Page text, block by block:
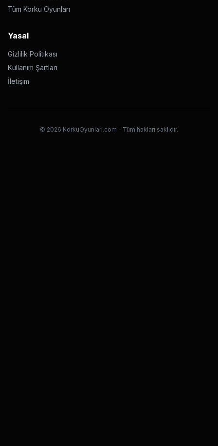
Tüm Korku Oyunları
Yasal
Gizlilik Politikası
Kullanım Şartları
İletişim
© 2026 KorkuOyunları.com - Tüm hakları saklıdır.